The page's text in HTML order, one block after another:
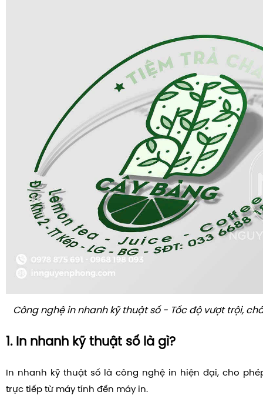
Công nghệ in nhanh kỹ thuật số - Tốc độ vượt trội,
1. In nhanh kỹ thuật số là gì?
In nhanh kỹ thuật số là công nghệ in hiện đại, cho
trực tiếp từ máy tính đến máy in.